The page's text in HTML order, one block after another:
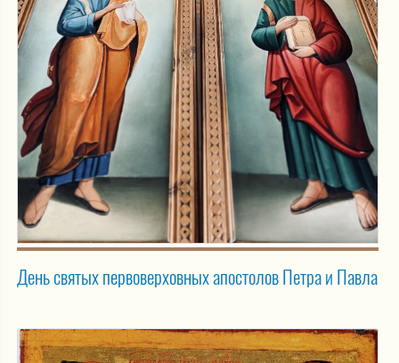
День святых первоверховных апостолов Петра и Павла